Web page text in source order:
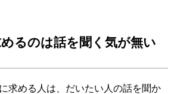
るのは話を聞く気が無い
求める人は、だいたい人の話を聞か